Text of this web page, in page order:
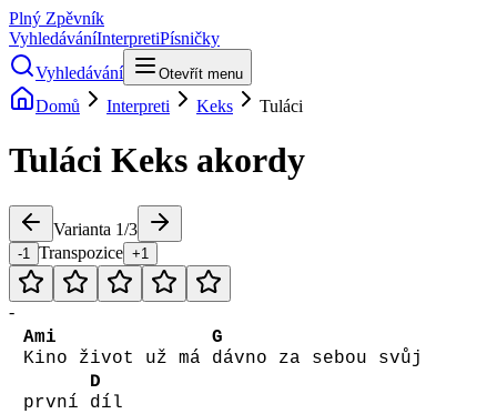
Plný Zpěvník
VyhledáváníInterpretiPísničky
Vyhledávání
Otevřít menu
Domů Interpreti Keks Tuláci
Tuláci Keks akordy
Varianta 1/3
-1 Transpozice +1
-
Ami
Kino život už má
G
dávno za sebou svůj
první
D
díl